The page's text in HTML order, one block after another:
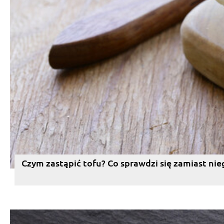
Czym zastąpić tofu? Co sprawdzi się zamiast